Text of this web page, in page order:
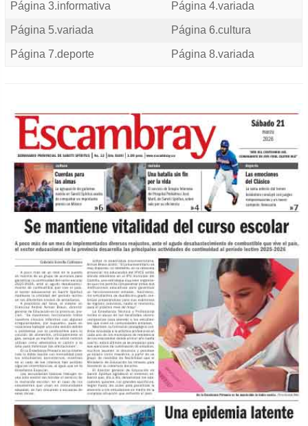
Página 3.informativa Página 4.variada
Página 5.variada Página 6.cultura
Página 7.deporte Página 8.variada